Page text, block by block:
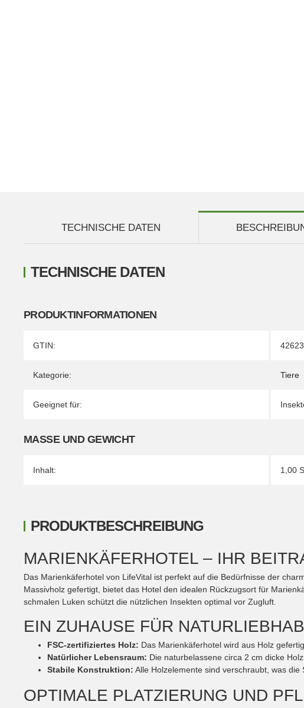
TECHNISCHE DATEN
TECHNISCHE DATEN
PRODUKTINFORMATIONEN
Produkteigenschaft
Wert
GTIN:
Kategorie: Tiere
Geeignet für:
MASSE UND GEWICHT
Inhalt: 1,00
PRODUKTBESCHREIBUNG
MARIENKÄFERHOTEL – IHR
Das Marienkäferhotel von LifeVital ist perfekt auf die Bedürfnisse der
Massivholz gefertigt, bietet das Hotel den idealen Rückzugsort für
schmalen Luken schützt die nützlichen Insekten optimal vor Zugluft.
EIN ZUHAUSE FÜR
FSC-zertifiziertes Holz: Das Marienkäferhotel wird aus Holz
Natürlicher Lebensraum: Die naturbelassene circa 2 cm dicke
Stabile Konstruktion: Alle Holzelemente sind verschraubt, was
OPTIMALE PLATZIERUNG UND